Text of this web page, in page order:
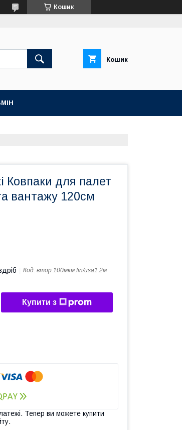
Кошик
Кошик
Ковпаки для палет
вантажу 120см
Код: втор.100мкм.fin/usa1.2м
Купити з
Тепер ви можете купити